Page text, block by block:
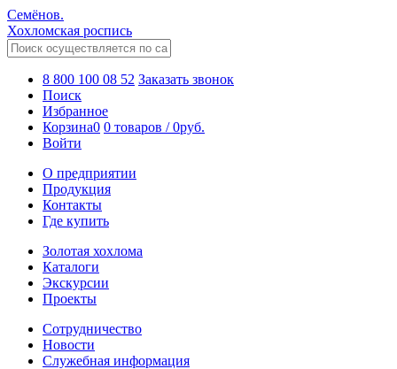
Семёнов.
Хохломская роспись
8 800 100 08 52 Заказать звонок
Поиск
Избранное
Корзина0 0 товаров /0руб.
Войти
О предприятии
Продукция
Контакты
Где купить
Золотая хохлома
Каталоги
Экскурсии
Проекты
Сотрудничество
Новости
Служебная информация